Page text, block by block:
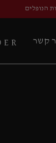
הנופלים
קשר